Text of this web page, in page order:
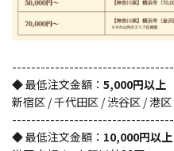
◆ 最低注文金額： 5,000円以上
新宿区 / 千代田区 / 渋谷区 / 港
◆ 最低注文金額： 10,000円以上